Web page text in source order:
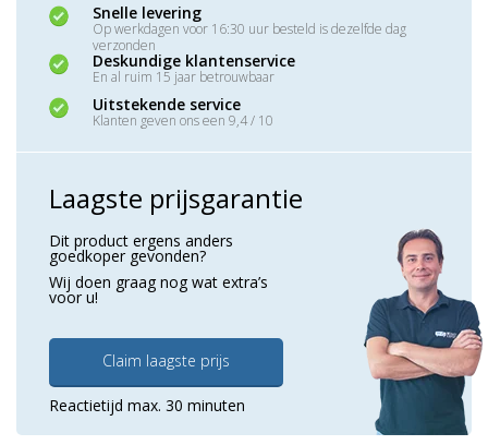
Snelle levering
Op werkdagen voor 16:30 uur besteld is dezelfde dag
verzonden
Deskundige klantenservice
En al ruim 15 jaar betrouwbaar
Uitstekende service
Klanten geven ons een 9,4 / 10
Laagste prijsgarantie
Dit product ergens anders
goedkoper gevonden?
Wij doen graag nog wat extra’s
voor u!
Claim laagste prijs
Reactietijd max. 30 minuten